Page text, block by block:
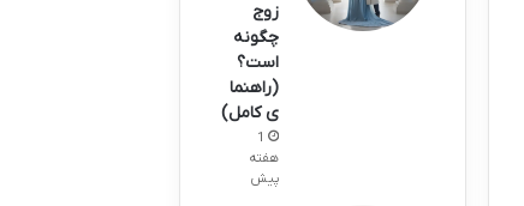
زوج
چگونه
است؟
(راهنما
ی کامل)
1
هفته
پیش